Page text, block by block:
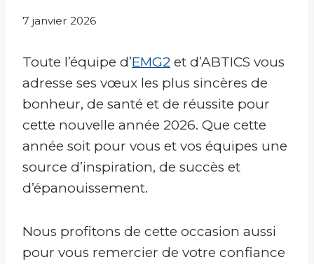
7 janvier 2026
Toute l’équipe d’EMG2 et d’ABTICS vous
adresse ses vœux les plus sincères de
bonheur, de santé et de réussite pour
cette nouvelle année 2026. Que cette
année soit pour vous et vos équipes une
source d’inspiration, de succès et
d’épanouissement.
Nous profitons de cette occasion aussi
pour vous remercier de votre confiance